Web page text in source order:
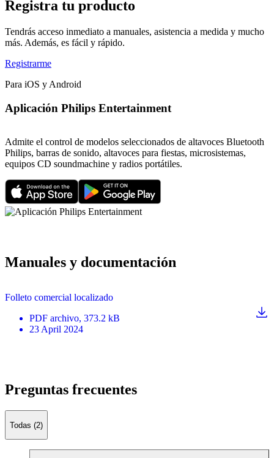
Registra tu producto
Tendrás acceso inmediato a manuales, asistencia a medida y mucho
más. Además, es fácil y rápido.
Registrarme
Para iOS y Android
Aplicación Philips Entertainment
Admite el control de modelos seleccionados de altavoces Bluetooth
Philips, barras de sonido, altavoces para fiestas, microsistemas,
equipos CD soundmachine y radios portátiles.
Manuales y documentación
Folleto comercial localizado
PDF archivo, 373.2 kB
23 April 2024
Preguntas frecuentes
Todas (2)